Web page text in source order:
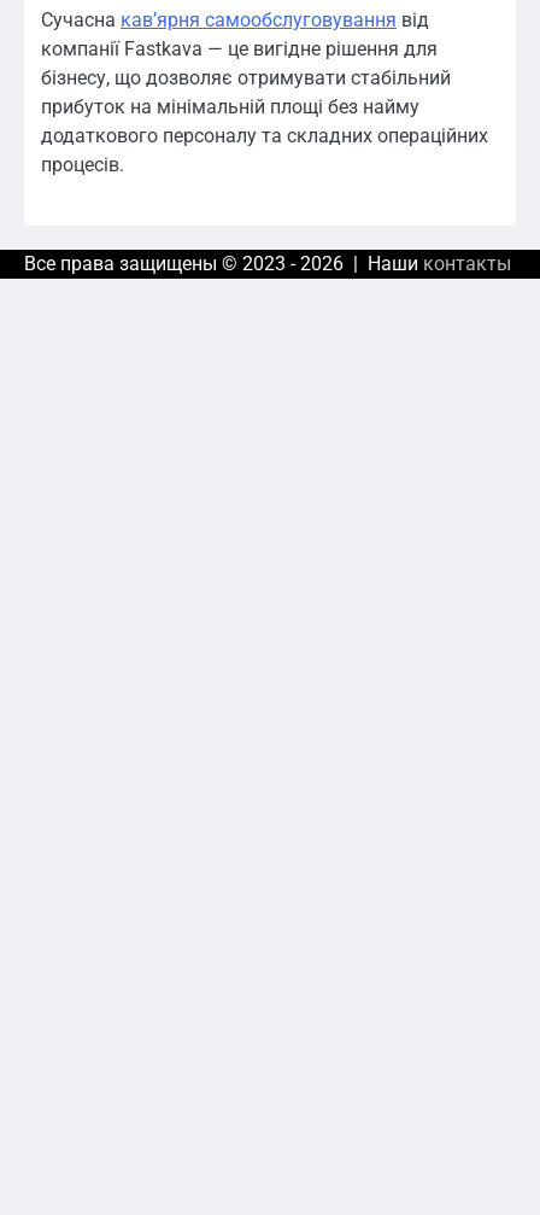
Сучасна кавʼярня самообслуговування від
компанії Fastkava — це вигідне рішення для
бізнесу, що дозволяє отримувати стабільний
прибуток на мінімальній площі без найму
додаткового персоналу та складних операційних
процесів.
Все права защищены © 2023 - 2026 | Наши контакты